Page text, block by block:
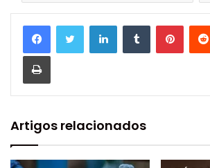
Artigos relacionados